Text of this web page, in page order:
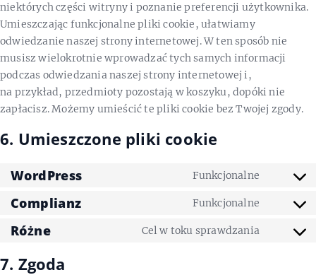
niektórych części witryny i poznanie preferencji użytkownika.
Umieszczając funkcjonalne pliki cookie, ułatwiamy
odwiedzanie naszej strony internetowej. W ten sposób nie
musisz wielokrotnie wprowadzać tych samych informacji
podczas odwiedzania naszej strony internetowej i,
na przykład, przedmioty pozostają w koszyku, dopóki nie
zapłacisz. Możemy umieścić te pliki cookie bez Twojej zgody.
6. Umieszczone pliki cookie
WordPress Funkcjonalne
Consent
to service
Complianz Funkcjonalne
Consent
to service
Różne Cel w toku sprawdzania
Consent
7. Zgoda